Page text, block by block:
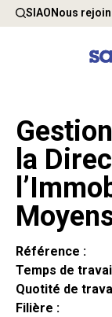
SIAONous
la
Référence :
Temps de
Quotité de
Filière :